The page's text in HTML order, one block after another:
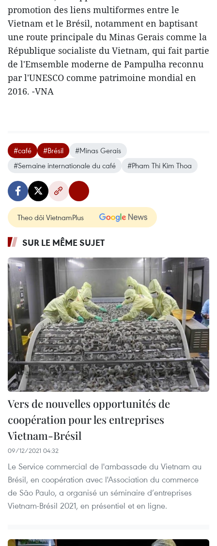
promotion des liens multiformes entre le
Vietnam et le Brésil, notamment en baptisant
une route principale du Minas Gerais comme la
République socialiste du Vietnam, qui fait partie
de l'Emsemble moderne de Pampulha reconnu
par l'UNESCO comme patrimoine mondial en
2016. -VNA
#café #Brésil
#Minas Gerais
#Semaine internationale du café
#Pham Thi Kim Thoa
Theo dõi VietnamPlus
SUR LE MÊME SUJET
Vers de nouvelles opportunités de
coopération pour les entreprises
Vietnam-Brésil
09/12/2021 04:32
Le Service commercial de l'ambassade du Vietnam au
Brésil, en coopération avec l'Association du commerce
de São Paulo, a organisé un séminaire d’entreprises
Vietnam-Brésil 2021, en présentiel et en ligne.